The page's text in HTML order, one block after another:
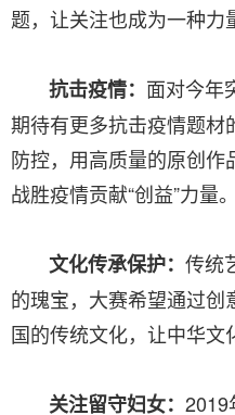
题，让关注也成为一种力
抗击疫情： 面对今年
期待有更多抗击疫情题
防控，用高质量的原创作
战胜疫情贡献“创益”力量。
文化传承保护： 传统
的瑰宝，大赛希望通过
国的传统文化，让中华文
关注留守妇女： 2019